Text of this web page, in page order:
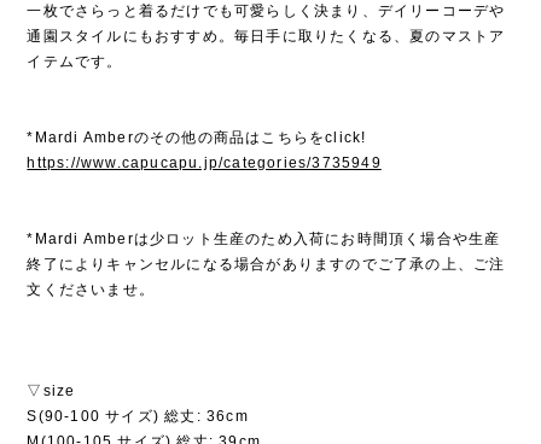
一枚でさらっと着るだけでも可愛らしく決まり、デイリーコーデや
通園スタイルにもおすすめ。毎日手に取りたくなる、夏のマストア
イテムです。
*Mardi Amberのその他の商品はこちらをclick!
https://www.capucapu.jp/categories/3735949
*Mardi Amberは少ロット生産のため入荷にお時間頂く場合や生産
終了によりキャンセルになる場合がありますのでご了承の上、ご注
文くださいませ。
▽size
S(90-100 サイズ) 総丈: 36cm